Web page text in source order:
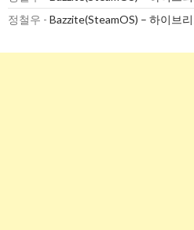
정철우 - Bazzite(SteamOS) – 하이브